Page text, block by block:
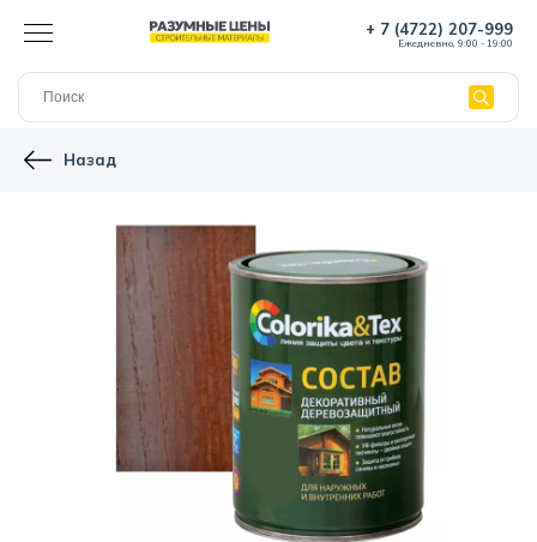
+ 7 (4722) 207-999
Ежедневно, 9:00 - 19:00
Назад